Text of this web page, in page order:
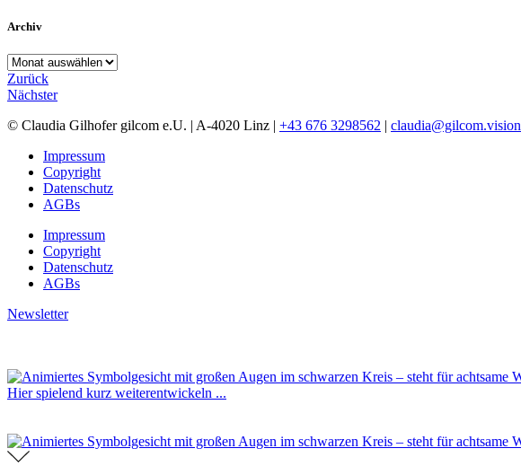
Archiv
Archiv
Zurück
Nächster
© Claudia Gilhofer gilcom e.U. | A-4020 Linz | +43 676 3298562 | claudia@gilcom.vision
Impressum
Copyright
Datenschutz
AGBs
Impressum
Copyright
Datenschutz
AGBs
Newsletter
Hier spielend kurz weiterentwickeln ...